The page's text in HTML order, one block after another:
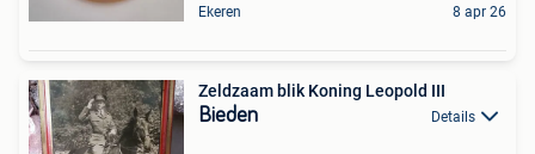
Ekeren 8 apr 26
Zeldzaam blik Koning Leopold III
Bieden Details